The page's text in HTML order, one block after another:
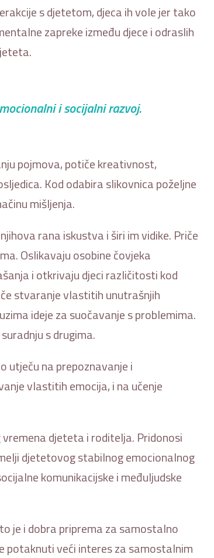
s djetetom, djeca ih vole jer tako
zapreke između djece i odraslih
i socijalni razvoj.
pojmova, potiče kreativnost,
Kod odabira slikovnica poželjne
mišljenja.
rana iskustva i širi im vidike. Priče
Oslikavaju osobine čovjeka
i otkrivaju djeci različitosti kod
stvaranje vlastitih unutrašnjih
ideje za suočavanje s problemima.
s drugima.
utječu na prepoznavanje i
vlastitih emocija, i na učenje
djeteta i roditelja. Pridonosi
djetetovog stabilnog emocionalnog
komunikacijske i međuljudske
je i dobra priprema za samostalno
potaknuti veći interes za samostalnim